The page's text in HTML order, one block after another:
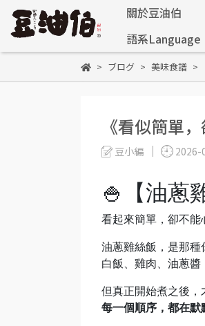
關於豆油伯
語系Language
ブログ 美味食譜
《看似簡單
豆小編 2026-
🍚【油蔥
看起來簡單，卻不能
油蔥雞絲飯，是那種
白飯、雞肉、油蔥醬
但真正開始煮之後
每一個順序，都在默